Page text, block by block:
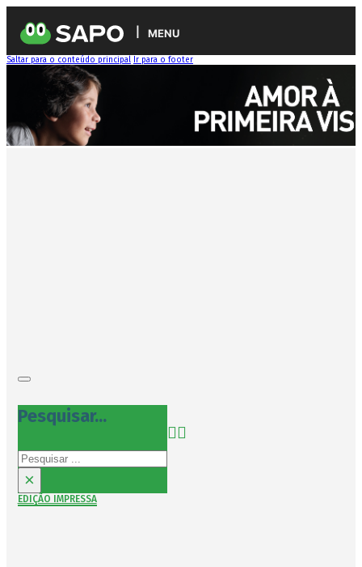
MENU
Saltar para o conteúdo principal Ir para o footer
Pesquisar...
Pesquisar
×
EDIÇÃO IMPRESSA